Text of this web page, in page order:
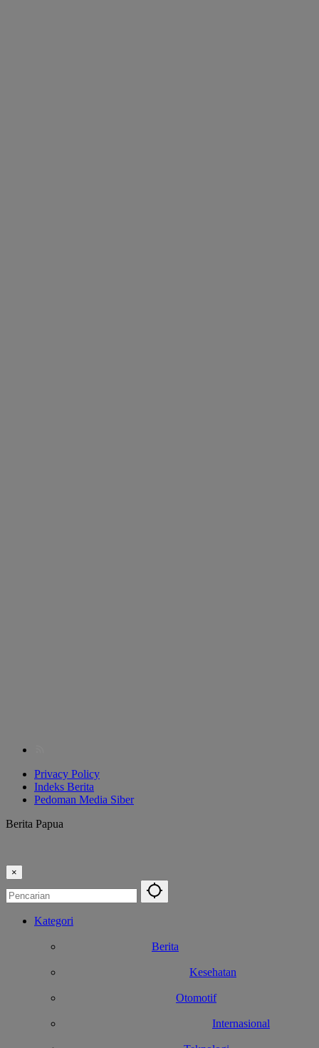
Privacy Policy
Indeks Berita
Pedoman Media Siber
Berita Papua
×
Kategori
Berita
Kesehatan
Otomotif
Internasional